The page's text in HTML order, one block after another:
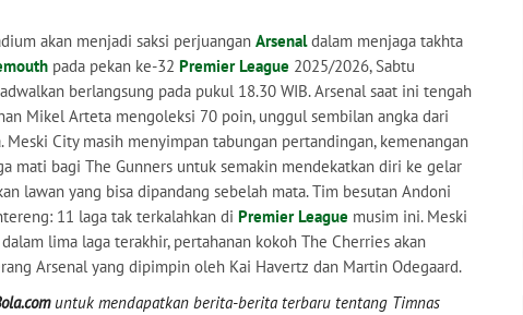
akan menjadi saksi perjuangan Arsenaldalam menjaga takhta
pada pekan ke-32 Premier League 2025/2026, Sabtu
berlangsung pada pukul 18.30 WIB. Arsenal saat ini tengah
Mikel Arteta mengoleksi 70 poin, unggul sembilan angka dari
Meski City masih menyimpan tabungan pertandingan, kemenangan
mati bagi The Gunners untuk semakin mendekatkan diri ke gelar
lawan yang bisa dipandang sebelah mata. Tim besutan Andoni
11 laga tak terkalahkan di Premier League musim ini. Meski
lima laga terakhir, pertahanan kokoh The Cherries akan
Arsenal yang dipimpin oleh Kai Havertz dan Martin Odegaard.
untuk mendapatkan berita-berita terbaru tentang Timnas